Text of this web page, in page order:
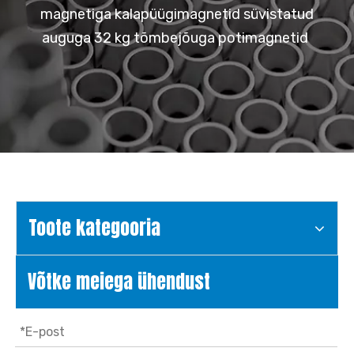
magnetiga kalapüügimagnetid süvistatud
auguga 32 kg tõmbejõuga potimagnetid
Toote kategooria
Võtke meiega ühendust